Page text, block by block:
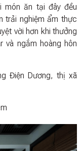
món ăn tại đây đều
trải nghiệm ẩm thực
vời hơn khi thưởng
và ngắm hoàng hôn
Điện Dương, thị xã